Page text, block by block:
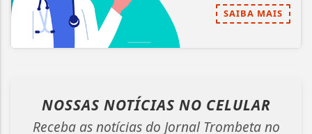
SAIBA MAIS
NOSSAS NOTÍCIAS NO CELULAR
Receba as notícias do Jornal Trombeta no